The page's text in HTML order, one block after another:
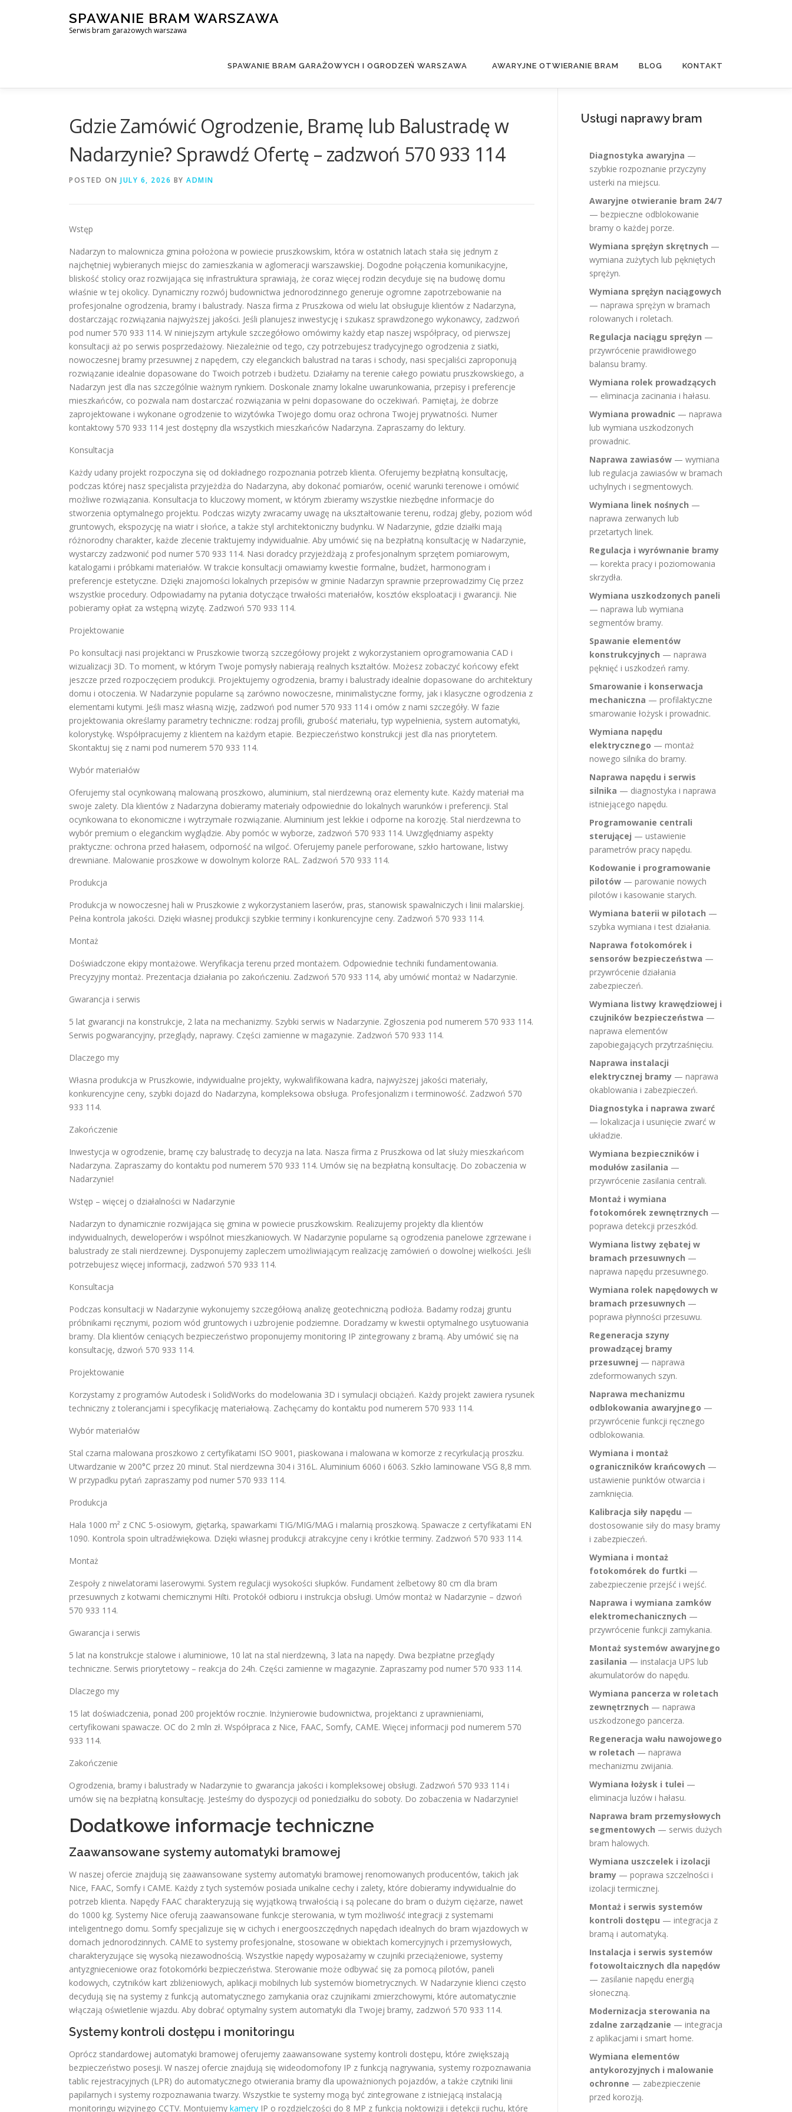
SPAWANIE BRAM WARSZAWA
Serwis bram garażowych warszawa
SPAWANIE BRAM GARAŻOWYCH I OGRODZEŃ WARSZAWA AWARYJNE OTWIERANIE BRAM BLOG KONTAKT
Gdzie Zamówić Ogrodzenie, Bramę lub Balustradę w
Nadarzynie? Sprawdź Ofertę – zadzwoń 570 933 114
POSTED ON JULY 6, 2026 BY ADMIN
Wstęp
Nadarzyn to malownicza gmina położona w powiecie pruszkowskim, która w ostatnich latach stała się jednym z
najchętniej wybieranych miejsc do zamieszkania w aglomeracji warszawskiej. Dogodne połączenia komunikacyjne,
bliskość stolicy oraz rozwijająca się infrastruktura sprawiają, że coraz więcej rodzin decyduje się na budowę domu
właśnie w tej okolicy. Dynamiczny rozwój budownictwa jednorodzinnego generuje ogromne zapotrzebowanie na
profesjonalne ogrodzenia, bramy i balustrady. Nasza firma z Pruszkowa od wielu lat obsługuje klientów z Nadarzyna,
dostarczając rozwiązania najwyższej jakości. Jeśli planujesz inwestycję i szukasz sprawdzonego wykonawcy, zadzwoń
pod numer 570 933 114. W niniejszym artykule szczegółowo omówimy każdy etap naszej współpracy, od pierwszej
konsultacji aż po serwis posprzedażowy. Niezależnie od tego, czy potrzebujesz tradycyjnego ogrodzenia z siatki,
nowoczesnej bramy przesuwnej z napędem, czy eleganckich balustrad na taras i schody, nasi specjaliści zaproponują
rozwiązanie idealnie dopasowane do Twoich potrzeb i budżetu. Działamy na terenie całego powiatu pruszkowskiego, a
Nadarzyn jest dla nas szczególnie ważnym rynkiem. Doskonale znamy lokalne uwarunkowania, przepisy i preferencje
mieszkańców, co pozwala nam dostarczać rozwiązania w pełni dopasowane do oczekiwań. Pamiętaj, że dobrze
zaprojektowane i wykonane ogrodzenie to wizytówka Twojego domu oraz ochrona Twojej prywatności. Numer
kontaktowy 570 933 114 jest dostępny dla wszystkich mieszkańców Nadarzyna. Zapraszamy do lektury.
Konsultacja
Każdy udany projekt rozpoczyna się od dokładnego rozpoznania potrzeb klienta. Oferujemy bezpłatną konsultację,
podczas której nasz specjalista przyjeżdża do Nadarzyna, aby dokonać pomiarów, ocenić warunki terenowe i omówić
możliwe rozwiązania. Konsultacja to kluczowy moment, w którym zbieramy wszystkie niezbędne informacje do
stworzenia optymalnego projektu. Podczas wizyty zwracamy uwagę na ukształtowanie terenu, rodzaj gleby, poziom wód
gruntowych, ekspozycję na wiatr i słońce, a także styl architektoniczny budynku. W Nadarzynie, gdzie działki mają
różnorodny charakter, każde zlecenie traktujemy indywidualnie. Aby umówić się na bezpłatną konsultację w Nadarzynie,
wystarczy zadzwonić pod numer 570 933 114. Nasi doradcy przyjeżdżają z profesjonalnym sprzętem pomiarowym,
katalogami i próbkami materiałów. W trakcie konsultacji omawiamy kwestie formalne, budżet, harmonogram i
preferencje estetyczne. Dzięki znajomości lokalnych przepisów w gminie Nadarzyn sprawnie przeprowadzimy Cię przez
wszystkie procedury. Odpowiadamy na pytania dotyczące trwałości materiałów, kosztów eksploatacji i gwarancji. Nie
pobieramy opłat za wstępną wizytę. Zadzwoń 570 933 114.
Projektowanie
Po konsultacji nasi projektanci w Pruszkowie tworzą szczegółowy projekt z wykorzystaniem oprogramowania CAD i
wizualizacji 3D. To moment, w którym Twoje pomysły nabierają realnych kształtów. Możesz zobaczyć końcowy efekt
jeszcze przed rozpoczęciem produkcji. Projektujemy ogrodzenia, bramy i balustrady idealnie dopasowane do architektury
domu i otoczenia. W Nadarzynie popularne są zarówno nowoczesne, minimalistyczne formy, jak i klasyczne ogrodzenia z
elementami kutymi. Jeśli masz własną wizję, zadzwoń pod numer 570 933 114 i omów z nami szczegóły. W fazie
projektowania określamy parametry techniczne: rodzaj profili, grubość materiału, typ wypełnienia, system automatyki,
kolorystykę. Współpracujemy z klientem na każdym etapie. Bezpieczeństwo konstrukcji jest dla nas priorytetem.
Skontaktuj się z nami pod numerem 570 933 114.
Wybór materiałów
Oferujemy stal ocynkowaną malowaną proszkowo, aluminium, stal nierdzewną oraz elementy kute. Każdy materiał ma
swoje zalety. Dla klientów z Nadarzyna dobieramy materiały odpowiednie do lokalnych warunków i preferencji. Stal
ocynkowana to ekonomiczne i wytrzymałe rozwiązanie. Aluminium jest lekkie i odporne na korozję. Stal nierdzewna to
wybór premium o eleganckim wyglądzie. Aby pomóc w wyborze, zadzwoń 570 933 114. Uwzględniamy aspekty
praktyczne: ochrona przed hałasem, odporność na wilgoć. Oferujemy panele perforowane, szkło hartowane, listwy
drewniane. Malowanie proszkowe w dowolnym kolorze RAL. Zadzwoń 570 933 114.
Produkcja
Produkcja w nowoczesnej hali w Pruszkowie z wykorzystaniem laserów, pras, stanowisk spawalniczych i linii malarskiej.
Pełna kontrola jakości. Dzięki własnej produkcji szybkie terminy i konkurencyjne ceny. Zadzwoń 570 933 114.
Montaż
Doświadczone ekipy montażowe. Weryfikacja terenu przed montażem. Odpowiednie techniki fundamentowania.
Precyzyjny montaż. Prezentacja działania po zakończeniu. Zadzwoń 570 933 114, aby umówić montaż w Nadarzynie.
Gwarancja i serwis
5 lat gwarancji na konstrukcje, 2 lata na mechanizmy. Szybki serwis w Nadarzynie. Zgłoszenia pod numerem 570 933 114.
Serwis pogwarancyjny, przeglądy, naprawy. Części zamienne w magazynie. Zadzwoń 570 933 114.
Dlaczego my
Własna produkcja w Pruszkowie, indywidualne projekty, wykwalifikowana kadra, najwyższej jakości materiały,
konkurencyjne ceny, szybki dojazd do Nadarzyna, kompleksowa obsługa. Profesjonalizm i terminowość. Zadzwoń 570
933 114.
Zakończenie
Inwestycja w ogrodzenie, bramę czy balustradę to decyzja na lata. Nasza firma z Pruszkowa od lat służy mieszkańcom
Nadarzyna. Zapraszamy do kontaktu pod numerem 570 933 114. Umów się na bezpłatną konsultację. Do zobaczenia w
Nadarzynie!
Wstęp – więcej o działalności w Nadarzynie
Nadarzyn to dynamicznie rozwijająca się gmina w powiecie pruszkowskim. Realizujemy projekty dla klientów
indywidualnych, deweloperów i wspólnot mieszkaniowych. W Nadarzynie popularne są ogrodzenia panelowe zgrzewane i
balustrady ze stali nierdzewnej. Dysponujemy zapleczem umożliwiającym realizację zamówień o dowolnej wielkości. Jeśli
potrzebujesz więcej informacji, zadzwoń 570 933 114.
Konsultacja
Podczas konsultacji w Nadarzynie wykonujemy szczegółową analizę geotechniczną podłoża. Badamy rodzaj gruntu
próbnikami ręcznymi, poziom wód gruntowych i uzbrojenie podziemne. Doradzamy w kwestii optymalnego usytuowania
bramy. Dla klientów ceniących bezpieczeństwo proponujemy monitoring IP zintegrowany z bramą. Aby umówić się na
konsultację, dzwoń 570 933 114.
Projektowanie
Korzystamy z programów Autodesk i SolidWorks do modelowania 3D i symulacji obciążeń. Każdy projekt zawiera rysunek
techniczny z tolerancjami i specyfikację materiałową. Zachęcamy do kontaktu pod numerem 570 933 114.
Wybór materiałów
Stal czarna malowana proszkowo z certyfikatami ISO 9001, piaskowana i malowana w komorze z recyrkulacją proszku.
Utwardzanie w 200°C przez 20 minut. Stal nierdzewna 304 i 316L. Aluminium 6060 i 6063. Szkło laminowane VSG 8,8 mm.
W przypadku pytań zapraszamy pod numer 570 933 114.
Produkcja
Hala 1000 m² z CNC 5-osiowym, giętarką, spawarkami TIG/MIG/MAG i malarnią proszkową. Spawacze z certyfikatami EN
1090. Kontrola spoin ultradźwiękowa. Dzięki własnej produkcji atrakcyjne ceny i krótkie terminy. Zadzwoń 570 933 114.
Montaż
Zespoły z niwelatorami laserowymi. System regulacji wysokości słupków. Fundament żelbetowy 80 cm dla bram
przesuwnych z kotwami chemicznymi Hilti. Protokół odbioru i instrukcja obsługi. Umów montaż w Nadarzynie – dzwoń
570 933 114.
Gwarancja i serwis
5 lat na konstrukcje stalowe i aluminiowe, 10 lat na stal nierdzewną, 3 lata na napędy. Dwa bezpłatne przeglądy
techniczne. Serwis priorytetowy – reakcja do 24h. Części zamienne w magazynie. Zapraszamy pod numer 570 933 114.
Dlaczego my
15 lat doświadczenia, ponad 200 projektów rocznie. Inżynierowie budownictwa, projektanci z uprawnieniami,
certyfikowani spawacze. OC do 2 mln zł. Współpraca z Nice, FAAC, Somfy, CAME. Więcej informacji pod numerem 570
933 114.
Zakończenie
Ogrodzenia, bramy i balustrady w Nadarzynie to gwarancja jakości i kompleksowej obsługi. Zadzwoń 570 933 114 i
umów się na bezpłatną konsultację. Jesteśmy do dyspozycji od poniedziałku do soboty. Do zobaczenia w Nadarzynie!
Dodatkowe informacje techniczne
Zaawansowane systemy automatyki bramowej
W naszej ofercie znajdują się zaawansowane systemy automatyki bramowej renomowanych producentów, takich jak
Nice, FAAC, Somfy i CAME. Każdy z tych systemów posiada unikalne cechy i zalety, które dobieramy indywidualnie do
potrzeb klienta. Napędy FAAC charakteryzują się wyjątkową trwałością i są polecane do bram o dużym ciężarze, nawet
do 1000 kg. Systemy Nice oferują zaawansowane funkcje sterowania, w tym możliwość integracji z systemami
inteligentnego domu. Somfy specjalizuje się w cichych i energooszczędnych napędach idealnych do bram wjazdowych w
domach jednorodzinnych. CAME to systemy profesjonalne, stosowane w obiektach komercyjnych i przemysłowych,
charakteryzujące się wysoką niezawodnością. Wszystkie napędy wyposażamy w czujniki przeciążeniowe, systemy
antyzgnieceniowe oraz fotokomórki bezpieczeństwa. Sterowanie może odbywać się za pomocą pilotów, paneli
kodowych, czytników kart zbliżeniowych, aplikacji mobilnych lub systemów biometrycznych. W Nadarzynie klienci często
decydują się na systemy z funkcją automatycznego zamykania oraz czujnikami zmierzchowymi, które automatycznie
włączają oświetlenie wjazdu. Aby dobrać optymalny system automatyki dla Twojej bramy, zadzwoń 570 933 114.
Systemy kontroli dostępu i monitoringu
Oprócz standardowej automatyki bramowej oferujemy zaawansowane systemy kontroli dostępu, które zwiększają
bezpieczeństwo posesji. W naszej ofercie znajdują się wideodomofony IP z funkcją nagrywania, systemy rozpoznawania
tablic rejestracyjnych (LPR) do automatycznego otwierania bramy dla upoważnionych pojazdów, a także czytniki linii
papilarnych i systemy rozpoznawania twarzy. Wszystkie te systemy mogą być zintegrowane z istniejącą instalacją
monitoringu wizyjnego CCTV. Montujemy kamery IP o rozdzielczości do 8 MP z funkcją noktowizji i detekcji ruchu, które
Usługi naprawy bram
Diagnostyka awaryjna —
szybkie rozpoznanie przyczyny
usterki na miejscu.
Awaryjne otwieranie bram 24/7
— bezpieczne odblokowanie
bramy o każdej porze.
Wymiana sprężyn skrętnych —
wymiana zużytych lub pękniętych
sprężyn.
Wymiana sprężyn naciągowych
— naprawa sprężyn w bramach
rolowanych i roletach.
Regulacja naciągu sprężyn —
przywrócenie prawidłowego
balansu bramy.
Wymiana rolek prowadzących
— eliminacja zacinania i hałasu.
Wymiana prowadnic — naprawa
lub wymiana uszkodzonych
prowadnic.
Naprawa zawiasów — wymiana
lub regulacja zawiasów w bramach
uchylnych i segmentowych.
Wymiana linek nośnych —
naprawa zerwanych lub
przetartych linek.
Regulacja i wyrównanie bramy
— korekta pracy i poziomowania
skrzydła.
Wymiana uszkodzonych paneli
— naprawa lub wymiana
segmentów bramy.
Spawanie elementów
konstrukcyjnych — naprawa
pęknięć i uszkodzeń ramy.
Smarowanie i konserwacja
mechaniczna — profilaktyczne
smarowanie łożysk i prowadnic.
Wymiana napędu
elektrycznego — montaż
nowego silnika do bramy.
Naprawa napędu i serwis
silnika — diagnostyka i naprawa
istniejącego napędu.
Programowanie centrali
sterującej — ustawienie
parametrów pracy napędu.
Kodowanie i programowanie
pilotów — parowanie nowych
pilotów i kasowanie starych.
Wymiana baterii w pilotach —
szybka wymiana i test działania.
Naprawa fotokomórek i
sensorów bezpieczeństwa —
przywrócenie działania
zabezpieczeń.
Wymiana listwy krawędziowej i
czujników bezpieczeństwa —
naprawa elementów
zapobiegających przytrzaśnięciu.
Naprawa instalacji
elektrycznej bramy — naprawa
okablowania i zabezpieczeń.
Diagnostyka i naprawa zwarć
— lokalizacja i usunięcie zwarć w
układzie.
Wymiana bezpieczników i
modułów zasilania —
przywrócenie zasilania centrali.
Montaż i wymiana
fotokomórek zewnętrznych —
poprawa detekcji przeszkód.
Wymiana listwy zębatej w
bramach przesuwnych —
naprawa napędu przesuwnego.
Wymiana rolek napędowych w
bramach przesuwnych —
poprawa płynności przesuwu.
Regeneracja szyny
prowadzącej bramy
przesuwnej — naprawa
zdeformowanych szyn.
Naprawa mechanizmu
odblokowania awaryjnego —
przywrócenie funkcji ręcznego
odblokowania.
Wymiana i montaż
ograniczników krańcowych —
ustawienie punktów otwarcia i
zamknięcia.
Kalibracja siły napędu —
dostosowanie siły do masy bramy
i zabezpieczeń.
Wymiana i montaż
fotokomórek do furtki —
zabezpieczenie przejść i wejść.
Naprawa i wymiana zamków
elektromechanicznych —
przywrócenie funkcji zamykania.
Montaż systemów awaryjnego
zasilania — instalacja UPS lub
akumulatorów do napędu.
Wymiana pancerza w roletach
zewnętrznych — naprawa
uszkodzonego pancerza.
Regeneracja wału nawojowego
w roletach — naprawa
mechanizmu zwijania.
Wymiana łożysk i tulei —
eliminacja luzów i hałasu.
Naprawa bram przemysłowych
segmentowych — serwis dużych
bram halowych.
Wymiana uszczelek i izolacji
bramy — poprawa szczelności i
izolacji termicznej.
Montaż i serwis systemów
kontroli dostępu — integracja z
bramą i automatyką.
Instalacja i serwis systemów
fotowoltaicznych dla napędów
— zasilanie napędu energią
słoneczną.
Modernizacja sterowania na
zdalne zarządzanie — integracja
z aplikacjami i smart home.
Wymiana elementów
antykorozyjnych i malowanie
ochronne — zabezpieczenie
przed korozją.